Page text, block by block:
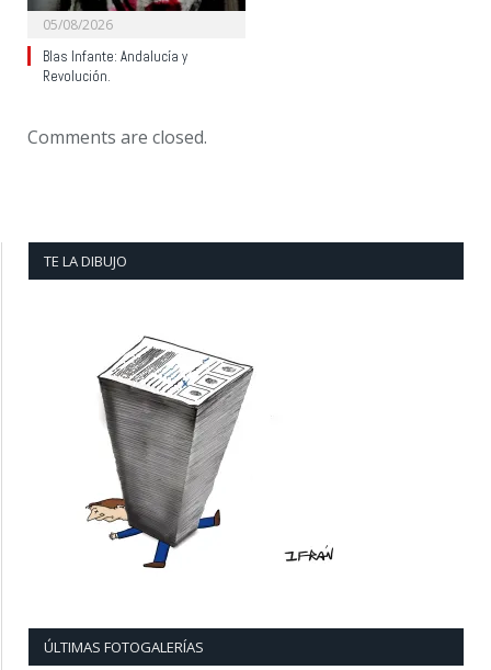
05/08/2026
Blas Infante: Andalucía y
Revolución.
Comments are closed.
TE LA DIBUJO
ÚLTIMAS FOTOGALERÍAS